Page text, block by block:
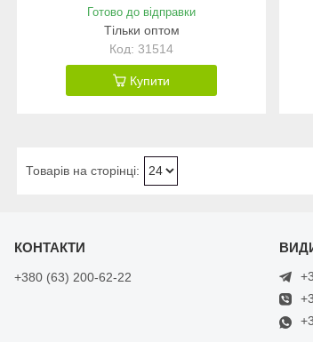
Готово до відправки
Тільки оптом
31514
Купити
+380 (63) 200-62-22